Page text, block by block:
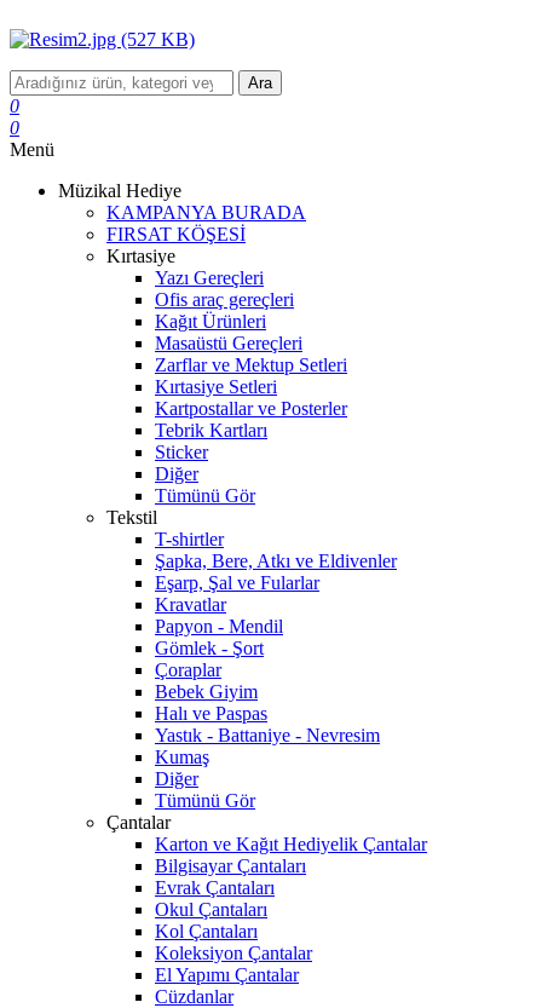
Ara
0
0
Menü
Müzikal Hediye
KAMPANYA BURADA
FIRSAT KÖŞESİ
Kırtasiye
Yazı Gereçleri
Ofis araç gereçleri
Kağıt Ürünleri
Masaüstü Gereçleri
Zarflar ve Mektup Setleri
Kırtasiye Setleri
Kartpostallar ve Posterler
Tebrik Kartları
Sticker
Diğer
Tümünü Gör
Tekstil
T-shirtler
Şapka, Bere, Atkı ve Eldivenler
Eşarp, Şal ve Fularlar
Kravatlar
Papyon - Mendil
Gömlek - Şort
Çoraplar
Bebek Giyim
Halı ve Paspas
Yastık - Battaniye - Nevresim
Kumaş
Diğer
Tümünü Gör
Çantalar
Karton ve Kağıt Hediyelik Çantalar
Bilgisayar Çantaları
Evrak Çantaları
Okul Çantaları
Kol Çantaları
Koleksiyon Çantalar
El Yapımı Çantalar
Cüzdanlar